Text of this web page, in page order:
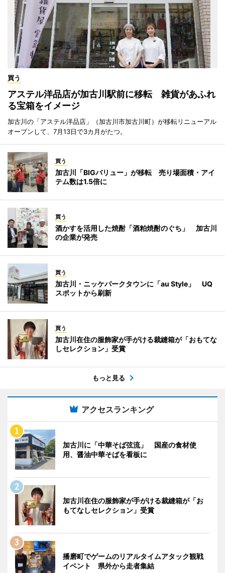
買う
アステル洋品店が加古川駅前に移転 雑貨があふれ
る宝箱をイメージ
加古川の「アステル洋品店」（加古川市加古川町）が移転リニューアル
オープンして、7月13日で3カ月がたつ。
買う
加古川「BIGバリュー」が移転 売り場面積・アイ
テム数は1.5倍に
買う
酒かすを活用した焼酎「酒粕焼酎のぐち」 加古川
の企業が発売
買う
加古川・ニッケパークタウンに「au Style」 UQ
スポットから刷新
買う
加古川在住の服飾家が手がける裁縫箱が「おもてな
しセレクション」受賞
もっと見る
アクセスランキング
加古川に「中華そば弦流」 国産の食材使
用、醤油中華そばを看板に
加古川在住の服飾家が手がける裁縫箱が「お
もてなしセレクション」受賞
播磨町でゲームのリアルタイムアタック観戦
イベント 県外から走者集結